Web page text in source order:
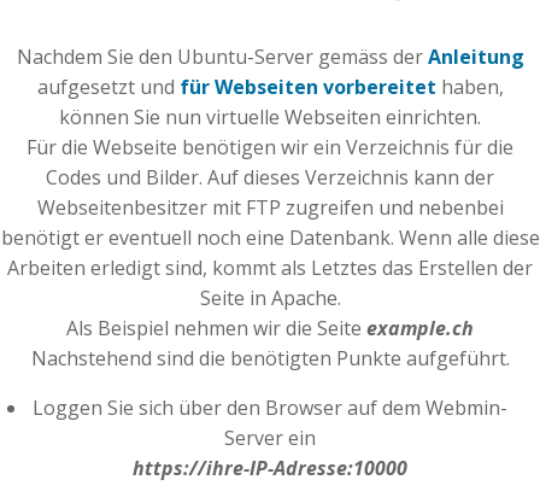
Nachdem Sie den Ubuntu-Server gemäss derAnleitung
aufgesetzt und für Webseiten vorbereitet haben,
können Sie nun virtuelle Webseiten einrichten.
Für die Webseite benötigen wir ein Verzeichnis für die
Codes und Bilder. Auf dieses Verzeichnis kann der
Webseitenbesitzer mit FTP zugreifen und nebenbei
benötigt er eventuell noch eine Datenbank. Wenn alle diese
Arbeiten erledigt sind, kommt als Letztes das Erstellen der
Seite in Apache.
Als Beispiel nehmen wir die Seite example.ch
Nachstehend sind die benötigten Punkte aufgeführt.
Loggen Sie sich über den Browser auf dem Webmin-
Server ein
https://ihre-IP-Adresse:10000